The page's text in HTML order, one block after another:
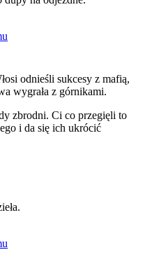
odnieśli sukcesy z mafią,
wygrała z górnikami.
zbrodni. Ci co przegięli to
i da się ich ukrócić